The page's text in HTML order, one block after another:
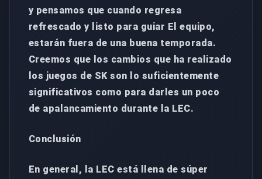
y pensamos que cuando regresa
refrescado y listo para guiar El equipo,
estarán fuera de una buena temporada.
Creemos que los cambios que ha realizado
los juegos de SK son lo suficientemente
significativos como para darles un poco
de apalancamiento durante la LEC.
Conclusión
En general, la LEC está llena de súper